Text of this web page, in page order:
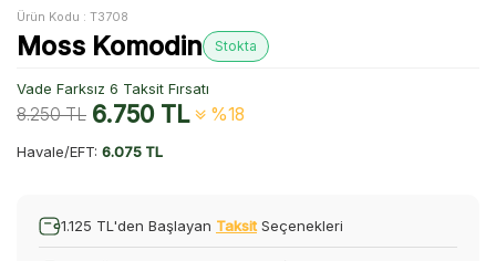
Ürün Kodu : T3708
Moss Komodin Stokta
Vade Farksız 6 Taksit Fırsatı
8.250TL 6.750TL %18
Havale/EFT: 6.075 TL
1.125 TL'den Başlayan Taksit Seçenekleri